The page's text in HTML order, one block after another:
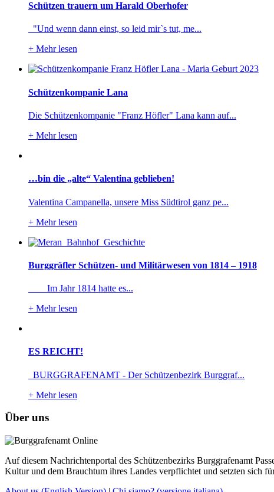
Schützen trauern um Harald Oberhofer
"Und wenn dann einst, so leid mir`s tut, me...
+ Mehr lesen
Schützenkompanie Lana
Die Schützenkompanie "Franz Höfler" Lana kann auf...
+ Mehr lesen
…bin die „alte“ Valentina geblieben!
Valentina Campanella, unsere Miss Südtirol ganz pe...
+ Mehr lesen
Burggräfler Schützen- und Militärwesen von 1814 – 1918
Im Jahr 1814 hatte es...
+ Mehr lesen
ES REICHT!
BURGGRAFENAMT - Der Schützenbezirk Burggraf...
+ Mehr lesen
Über uns
Auf diesem Nachrichtenportal des Schützenbezirks Burggrafenamt
Kultur und dem Brauchtum ihres Landes verpflichtet und setzten sich